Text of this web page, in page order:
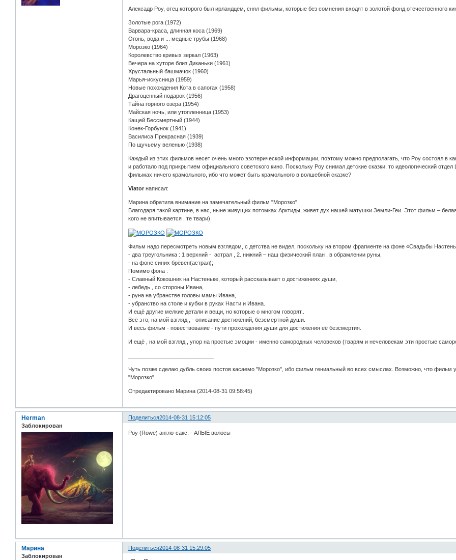
Алексадр Роу, отец которого был ирландцем, снял фильмы, которые без сомнения входят в золотой фонд отечественного
Золотые рога (1972)
Варвара-краса, длинная коса (1969)
Огонь, вода и ... медные трубы (1968)
Морозко (1964)
Королевство кривых зеркал (1963)
Вечера на хуторе близ Диканьки (1961)
Хрустальный башмачок (1960)
Марья-искусница (1959)
Новые похождения Кота в сапогах (1958)
Драгоценный подарок (1956)
Тайна горного озера (1954)
Майская ночь, или утопленница (1953)
Кащей Бессмертный (1944)
Конек-Горбунок (1941)
Василиса Прекрасная (1939)
По щучьему веленью (1938)
Каждый из этих фильмов несет очень много эзотерической информации, поэтому можно предполагать, что Роу состоял в
и работало под прикрытием официального советского кино. Поскольку Роу снимал детские сказки, то идеологический
фильмах ничего крамольного, ибо что может быть крамольного в волшебной сказке?
Viator написал:
Марина обратила внимание на замечательный фильм "Морозко".
Благодаря такой картине, в нас, ныне живущих потомках Арктиды, живет дух нашей матушки Земли-Геи. Этот фильм –
кого не впитывается , те твари).
Фильм надо пересмотреть новым взглядом, с детства не видел, поскольку на втором фрагменте на фоне «Свадьбы
- два треугольника : 1 верхний - астрал , 2. нижний – наш физический план , в обрамлении руны,
- на фоне синих брёвен(астрал);
Помимо фона :
- Славный Кокошник на Настеньке, который рассказывает о достижениях души,
- лебедь , со стороны Ивана,
- руна на убранстве головы мамы Ивана,
- убранство на столе и кубки в руках Насти и Ивана.
И ещё другие мелкие детали и вещи, но которые о многом говорят..
Всё это, на мой взгляд , - описание достижений, безсмертной души.
И весь фильм - повествование - пути прохождения души для достижения её безсмертия.
И ещё , на мой взгляд , упор на простые эмоции - именно самородных человеков (тварям и нечеловекам эти простые
Чуть позже сделаю дубль своих постов касаемо "Морозко", ибо фильм гениальный во всех смыслах. Возможно, что фильм
"Морозко".
Отредактировано Марина (2014-08-31 09:58:45)
Поделиться2014-08-31 15:12:05
Herman
Заблокирован
Роу (Rowe) англо-сакс. - АЛЫЕ волосы
Поделиться2014-08-31 15:29:05
Марина
Заблокирован